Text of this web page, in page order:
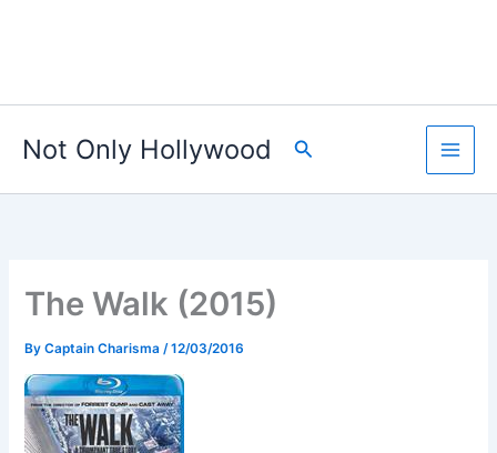
Not Only Hollywood Search
The Walk (2015)
ByCaptain Charisma /12/03/2016